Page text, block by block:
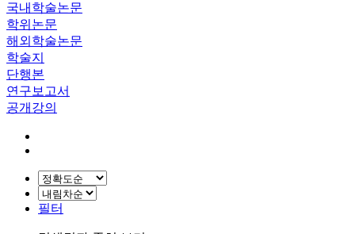
국내학술논문
학위논문
해외학술논문
학술지
단행본
연구보고서
공개강의
필터